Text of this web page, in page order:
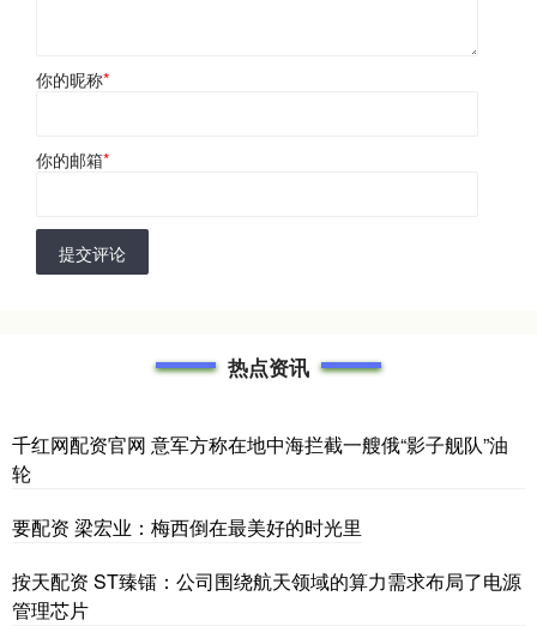
你的昵称*
你的邮箱*
提交评论
热点资讯
千红网配资官网 意军方称在地中海拦截一艘俄“影子舰队”油
轮
要配资 梁宏业：梅西倒在最美好的时光里
按天配资 ST臻镭：公司围绕航天领域的算力需求布局了电源
管理芯片